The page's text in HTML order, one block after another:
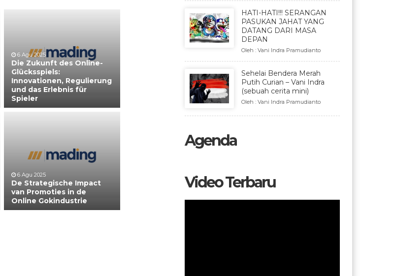
6 Agu 2025
Die Zukunft des Online-
Glücksspiels:
Innovationen, Regulierung
und das Erlebnis für
Spieler
6 Agu 2025
De Strategische Impact
van Promoties in de
Online Gokindustrie
HATI-HATI!!! SERANGAN
PASUKAN JAHAT YANG
DATANG DARI MASA
DEPAN
Oleh : Vani Indra Pramudianto
Sehelai Bendera Merah
Putih Curian – Vani Indra
(sebuah cerita mini)
Oleh : Vani Indra Pramudianto
Agenda
Video Terbaru